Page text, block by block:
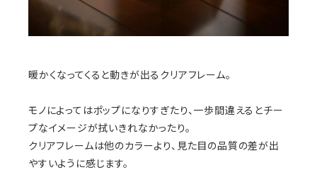
暖かくなってくると動きが出るクリアフレーム。
モノによってはポップになりすぎたり、一歩間違えるとチー
プなイメージが拭いきれなかったり。
クリアフレームは他のカラーより、見た目の品質の差が出
やすいように感じます。